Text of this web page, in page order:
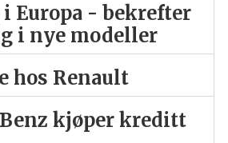
Europa - bekrefter
i nye modeller
hos Renault
kjøper kreditt